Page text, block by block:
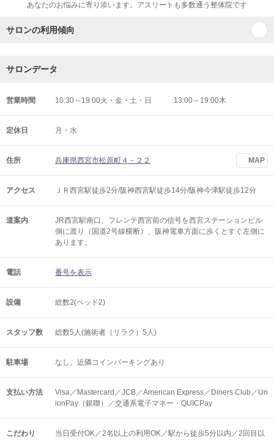
あなたのお悩みに寄り添います。アスリートも多数通う整体院です
サロンの利用傾向
サロンデータ
営業時間 10:30～19:00火・金・土・日 13:00～19:00木
定休日 月・水
住所 兵庫県西宮市松原町４－２２ MAP
アクセス ＪＲ西宮駅徒歩2分/阪神西宮駅徒歩14分/阪神今津駅徒歩12分
道案内
JR西宮駅南口、フレンテ西宮前の信号を西宮ステーションビル
側に渡り（国道2号線横断）、阪神電車方面に歩くとすぐ左側に
あります。
電話 番号を表示
設備 総数2(ベッド2)
スタッフ数 総数5人(施術者（リラク）5人)
駐車場 なし。近隣コインパーキングあり
支払い方法
Visa／Mastercard／JCB／American Express／Diners Club／Un
ionPay（銀聯）／交通系電子マネー・QUICPay
こだわり 当日受付OK／2名以上の利用OK／駅から徒歩5分以内／2回目以